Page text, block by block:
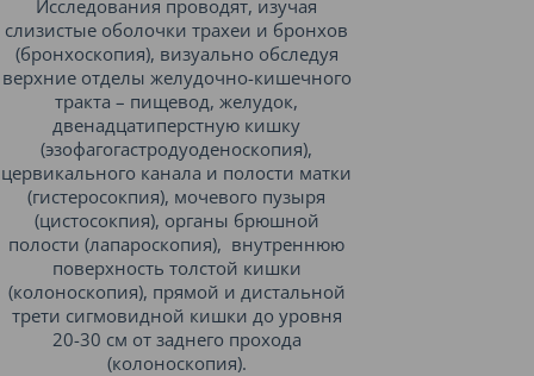
Исследования проводят, изучая
слизистые оболочки трахеи и бронхов
(бронхоскопия), визуально обследуя
верхние отделы желудочно-кишечного
тракта – пищевод, желудок,
двенадцатиперстную кишку
(эзофагогастродуоденоскопия),
цервикального канала и полости матки
(гистеросокпия), мочевого пузыря
(цистосокпия), органы брюшной
полости (лапароскопия), внутреннюю
поверхность толстой кишки
(колоноскопия), прямой и дистальной
трети сигмовидной кишки до уровня
20-30 см от заднего прохода
(колоноскопия).